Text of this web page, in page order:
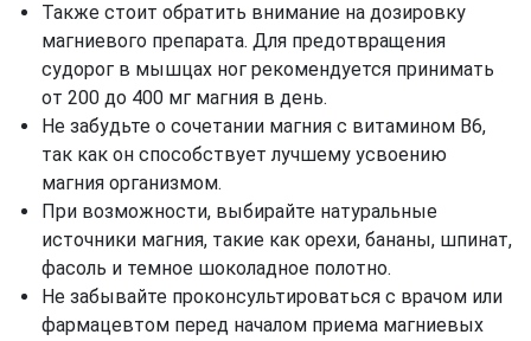
Также стоит обратить внимание на дозировку
магниевого препарата. Для предотвращения
судорог в мышцах ног рекомендуется принимать
от 200 до 400 мг магния в день.
Не забудьте о сочетании магния с витамином В6,
так как он способствует лучшему усвоению
магния организмом.
При возможности, выбирайте натуральные
источники магния, такие как орехи, бананы, шпинат,
фасоль и темное шоколадное полотно.
Не забывайте проконсультироваться с врачом или
фармацевтом перед началом приема магниевых